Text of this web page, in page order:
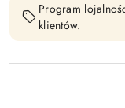
Program
klientów.